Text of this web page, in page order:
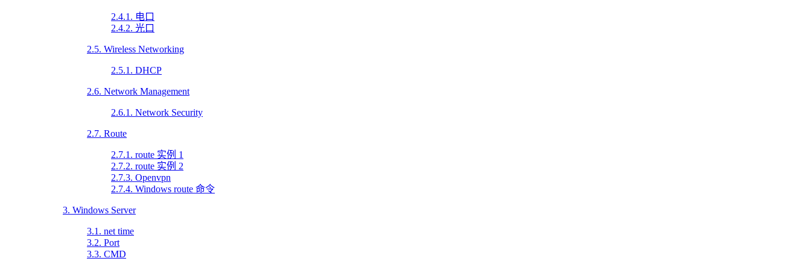
2.4.1. 电口
2.4.2. 光口
2.5. Wireless Networking
2.5.1. DHCP
2.6. Network Management
2.6.1. Network Security
2.7. Route
2.7.1. route 实例 1
2.7.2. route 实例 2
2.7.3. Openvpn
2.7.4. Windows route 命令
3. Windows Server
3.1. net time
3.2. Port
3.3. CMD